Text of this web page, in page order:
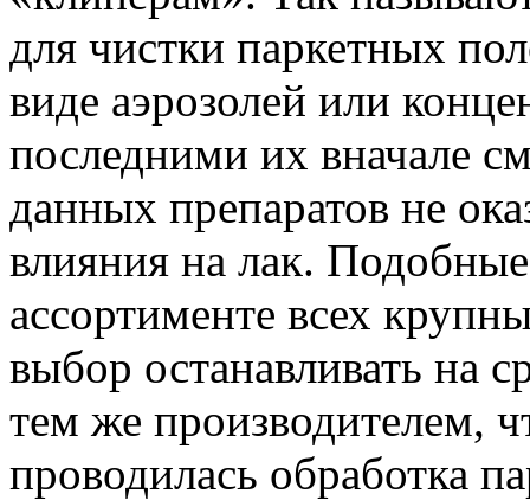
для чистки паркетных
виде аэрозолей или
последними их вначале
данных препаратов не
влияния на лак.
ассортименте всех
выбор останавливать на
тем же производителем,
проводилась обработка